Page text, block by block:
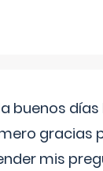
buenos días
gracias
mis